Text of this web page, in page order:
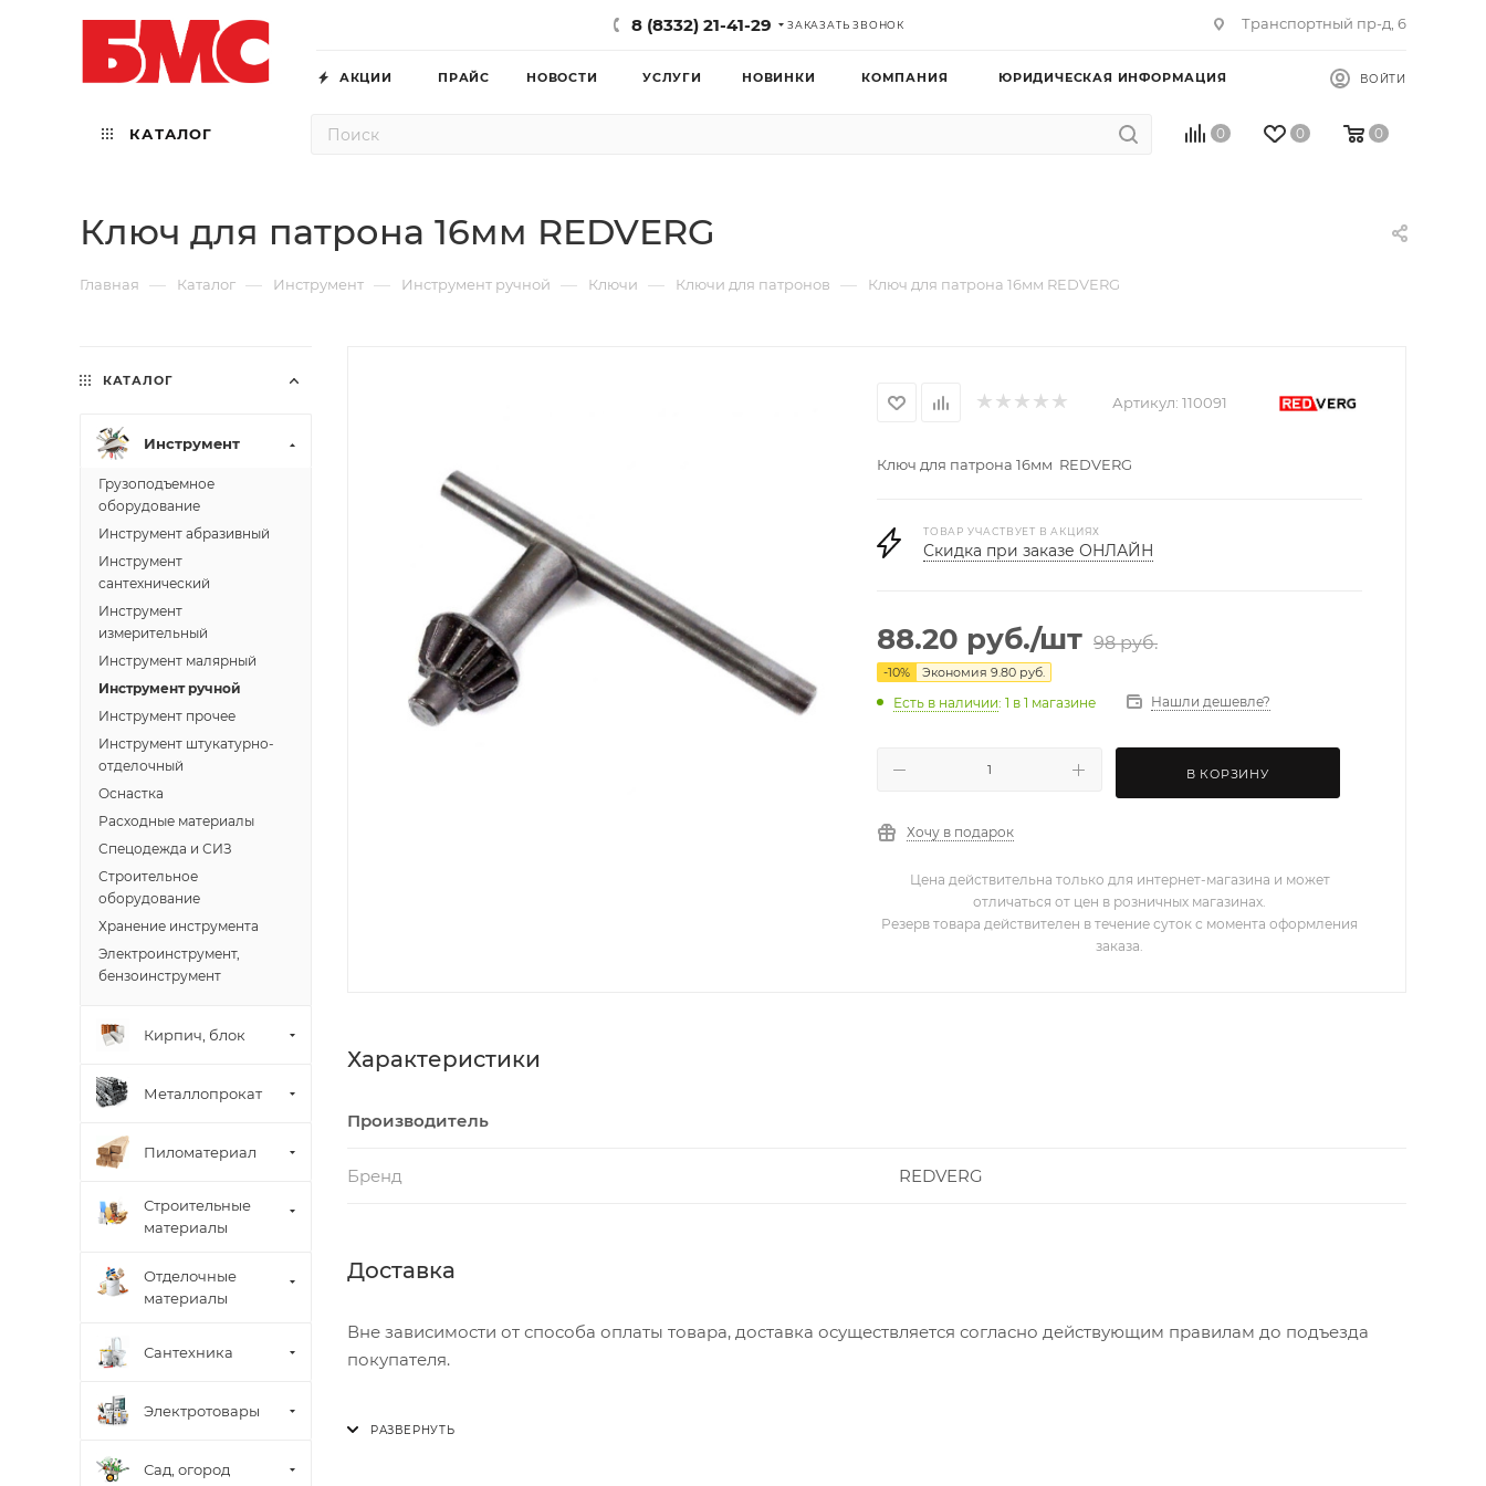
8 (8332) 21-41-29 ЗАКАЗАТЬ ЗВОНОК Транспортный пр-д, 6
АКЦИИ ПРАЙС НОВОСТИ УСЛУГИ НОВИНКИ КОМПАНИЯ ЮРИДИЧЕСКАЯ ИНФОРМАЦИЯ ВОЙТИ
КАТАЛОГ 0 0 0
Ключ для патрона 16мм REDVERG
Главная — Каталог — Инструмент — Инструмент ручной — Ключи — Ключи для патронов — Ключ для патрона 16мм REDVERG
Артикул: 110091
Ключ для патрона 16мм REDVERG
ТОВАР УЧАСТВУЕТ В АКЦИЯХ
Скидка при заказе ОНЛАЙН
88.20 руб./шт 98руб.
-10% Экономия 9.80 руб.
Есть в наличии: 1 в 1 магазине Нашли дешевле?
В КОРЗИНУ
Хочу в подарок
Цена действительна только для интернет-магазина и может
отличаться от цен в розничных магазинах.
Резерв товара действителен в течение суток с момента оформления
заказа.
Характеристики
Производитель
Бренд REDVERG
Доставка
Вне зависимости от способа оплаты товара, доставка осуществляется согласно действующим правилам до подъезда
покупателя.
КАТАЛОГ
Инструмент
Грузоподъемное
оборудование
Инструмент абразивный
Инструмент
сантехнический
Инструмент
измерительный
Инструмент малярный
Инструмент ручной
Инструмент прочее
Инструмент штукатурно-
отделочный
Оснастка
Расходные материалы
Спецодежда и СИЗ
Строительное
оборудование
Хранение инструмента
Электроинструмент,
бензоинструмент
Кирпич, блок
Металлопрокат
Пиломатериал
Строительные
материалы
Отделочные
материалы
Сантехника
Электротовары
Сад, огород